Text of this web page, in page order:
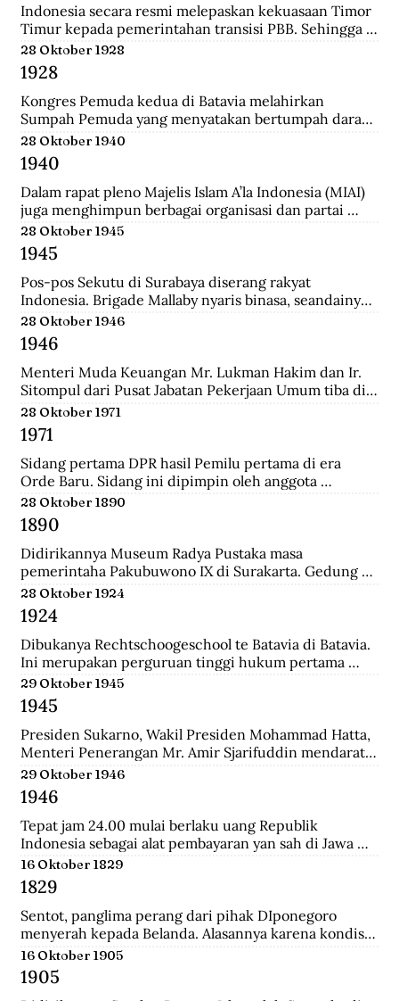
Indonesia secara resmi melepaskan kekuasaan Timor
Timur kepada pemerintahan transisi PBB. Sehingga
kini wilayah tersebut bukan lagi bagian dari provinsi
Indonesia.
28 Oktober 1928
1928
Kongres Pemuda kedua di Batavia melahirkan
Sumpah Pemuda yang menyatakan bertumpah darah
satu tanah air Indonesia, berbangsa satu bangsa
Indonesia, dan menjunjung bahasa persatuan bahasa
Indonesia.
28 Oktober 1940
1940
Dalam rapat pleno Majelis Islam A’la Indonesia (MIAI)
juga menghimpun berbagai organisasi dan partai
Islam untuk mengajukan mosi kepada pemerintah.
Gabungan Politik Indonesia (GAPI) menyatakan
dukungannya atas langkah-langkah MIAI. Pemerintah
akhirnya memperhatikan tuntutan MIAI dan GAPI.
28 Oktober 1945
1945
Pos-pos Sekutu di Surabaya diserang rakyat
Indonesia. Brigade Mallaby nyaris binasa, seandainya
pemimpin-pemimpin Indonesia tidak segera
memerintahkan penghentian tembak-menembak.
28 Oktober 1946
1946
Menteri Muda Keuangan Mr. Lukman Hakim dan Ir.
Sitompul dari Pusat Jabatan Pekerjaan Umum tiba di
Medan dengan pesawat Sekutu dari Palembang. Di
lapangan tembak mereka disambut oleh Mr. Mohd.
Jusuf.
28 Oktober 1971
1971
Sidang pertama DPR hasil Pemilu pertama di era
Orde Baru. Sidang ini dipimpin oleh anggota
parlemen tertua dibantu anggota parlemen termuda,
yaitu K.H. Bisri Sjamsuri (84 tahun) dari Partai NU dan
Anak Agung Oka Mahendra (25 tahun) dari Golkar.
28 Oktober 1890
1890
Didirikannya Museum Radya Pustaka masa
pemerintaha Pakubuwono IX di Surakarta. Gedung
ini merupakan rumah kediaman seorang warga
Belanda bernama Johannes Busselaar yang berisikan
koleksi wayang kulit, buku kuno, dan arca.
28 Oktober 1924
1924
Dibukanya Rechtschoogeschool te Batavia di Batavia.
Ini merupakan perguruan tinggi hukum pertama
yang didirikan oleh Gubernur Jenderal J.B van heutsz.
Saat ini menjadi Fakultas Hukum Universitas
Indonesia.
29 Oktober 1945
1945
Presiden Sukarno, Wakil Presiden Mohammad Hatta,
Menteri Penerangan Mr. Amir Sjarifuddin mendarat
di Surabaya atas permintaan Sekutu. Mereka disertai
beberapa perwira Inggris dan wartawan-wartawan
luar negeri.
29 Oktober 1946
1946
Tepat jam 24.00 mulai berlaku uang Republik
Indonesia sebagai alat pembayaran yan sah di Jawa
dan Madura. Dengan demikian uang yang berlalu
sebelumnya tidak lagi berlaku.
16 Oktober 1829
1829
Sentot, panglima perang dari pihak DIponegoro
menyerah kepada Belanda. Alasannya karena kondisi
perekonomian yang memburuk akibat perang yang
tak kunung usai.
16 Oktober 1905
1905